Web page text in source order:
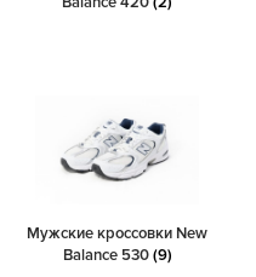
Мужские кроссовки New
Balance 530(9)